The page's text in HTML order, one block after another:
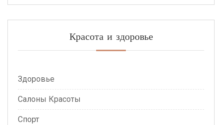
Красота и здоровье
Здоровье
Салоны Красоты
Спорт